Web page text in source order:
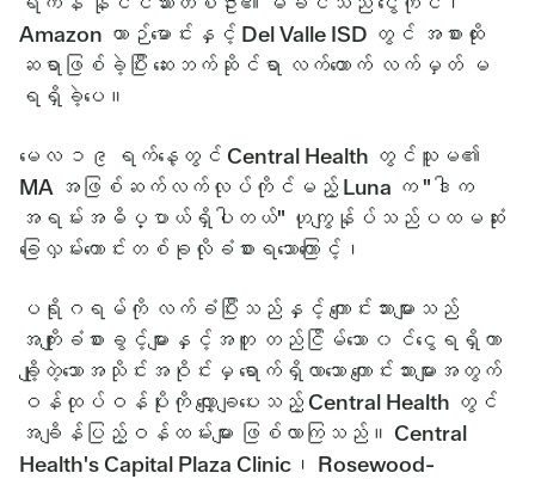
Amazon ယာဉ်မောင်းနှင့် Del Valle ISD တွင် အစားထိုး
ဆရာဖြစ်ခဲ့ပြီး ဆေးဘက်ဆိုင်ရာ လက်ထောက် လက်မှတ် မ
ရရှိခဲ့ပေ။
မေလ ၁၉ ရက်နေ့တွင် Central Health တွင်သူမ၏
MA အဖြစ်ဆက်လက်လုပ်ကိုင်မည့် Luna က "ဒါက
အရမ်းအဓိပ္ပာယ်ရှိပါတယ်" ဟုကျွန်ုပ်သည်ပထမဆုံး
ခြေလှမ်းကောင်းတစ်ခုလိုခံစားရသောကြောင့်၊
ပရိုဂရမ်ကို လက်ခံပြီးသည်နှင့် ကျောင်းသားများသည်
အကျိုးခံစားခွင့်များနှင့်အတူ တည်ငြိမ်သော ၀င်ငွေရရှိကာ
ချို့တဲ့သောအသိုင်းအဝိုင်းမှ ရောက်ရှိလာသော ကျောင်းသားများအတွက်
ဝန်ထုပ်ဝန်ပိုးကို လျှော့ချပေးသည့် Central Health တွင်
အချိန်ပြည့်ဝန်ထမ်းများ ဖြစ်လာကြသည်။ Central
Health's Capital Plaza Clinic၊ Rosewood-